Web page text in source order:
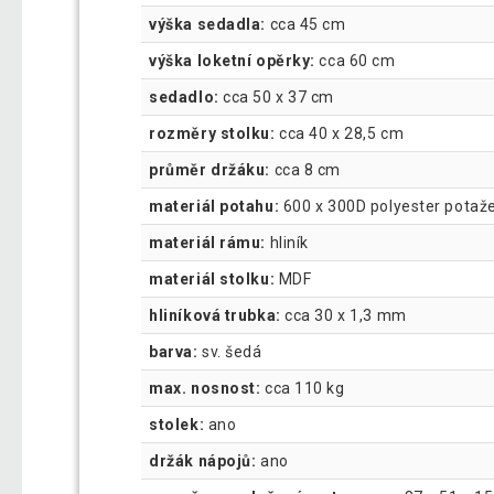
výška sedadla: cca 45 cm
výška loketní opěrky: cca 60 cm
sedadlo: cca 50 x 37 cm
rozměry stolku: cca 40 x 28,5 cm
průměr držáku: cca 8 cm
materiál potahu: 600 x 300D polyester
materiál rámu: hliník
materiál stolku: MDF
hliníková trubka: cca 30 x 1,3 mm
barva: sv. šedá
max. nosnost: cca 110 kg
stolek: ano
držák nápojů: ano